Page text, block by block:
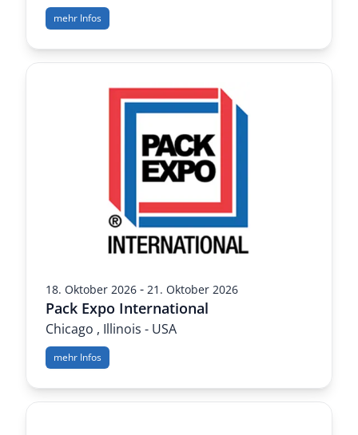
mehr Infos
18. Oktober 2026-21. Oktober 2026
Pack Expo International
Chicago , Illinois - USA
mehr Infos